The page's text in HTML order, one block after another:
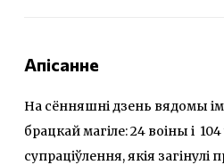
Апісанне
На сённяшні дзень вядомы
брацкай магіле: 24 воіны і 104
супраціўлення, якія